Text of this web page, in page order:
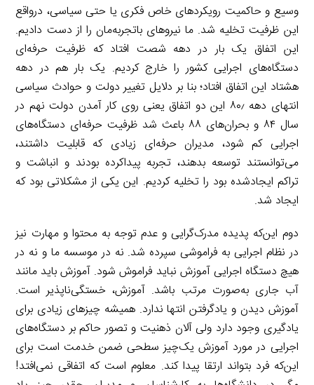
وسیع و حاکمیت رویکردهای خاص فکری یا حتی سیاسی، درواقع
این ظرفیت تخلیه شد. ما نیروهای باتجربه‌مان را از دست دادیم.
این اتفاق یک بار در دهه شصت افتاد که ظرفیت حرفه‌ای
دستگاه‌های اجرایی کشور را خارج کردیم. یک بار هم در دهه
هشتاد این اتفاق افتاد؛ بنا بر دلایل تغییر دولت و حوادث سیاسی
انتهای دهه ۸۰٫ این دو اتفاق یعنی روی کار آمدن دولت نهم در
سال ۸۴ و بحران‌های ۸۸ باعث شد ظرفیت حرفه‌ای دستگاه‌های
اجرایی کم شود، مدیران حرفه‌ای زیادی که قابلیت داشتند،
می‌توانستند توسعه بدهند، تجربه پیداکرده بودند و انباشت و
تراکم ایجادشده بود را تخلیه کردیم. این یکی از مشکلاتی بود که
ایجاد شد.
دوم این‌که پدیده مدرک‌گرایی و عدم توجه به محتوا و مهارت نیز
در نظام اجرایی به فراموشی سپرده شد. نه در موسسه ما و نه در
هیچ دستگاه اجرایی آموزش نباید فراموش شود. آموزش باید مانند
آب جاری به‌صورت مرتب باشد. آموزش، خستگی‌ناپذیر است.
آموزش دیدن و یادگرفتن انتها ندارد. همیشه چیزهای زیادی برای
یادگیری وجود دارد ولی آلان ذهنیت و تصور حاکم بر دستگاه‌های
اجرایی در مورد آموزش یک‌چیز سطحی ضمن خدمت است برای
این‌که فرد بتواند ارتقا پیدا کند. معلوم است که اتفاقی نمی‌افتد!